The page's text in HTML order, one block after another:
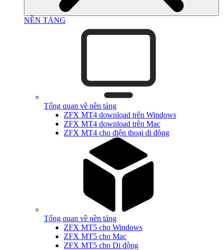
NỀN TẢNG
Tổng quan về nền tảng
ZFX MT4 download trên Windows
ZFX MT4 download trên Mac
ZFX MT4 cho điện thoại di động
Tổng quan về nền tảng
ZFX MT5 cho Windows
ZFX MT5 cho Mac
ZFX MT5 cho Di động